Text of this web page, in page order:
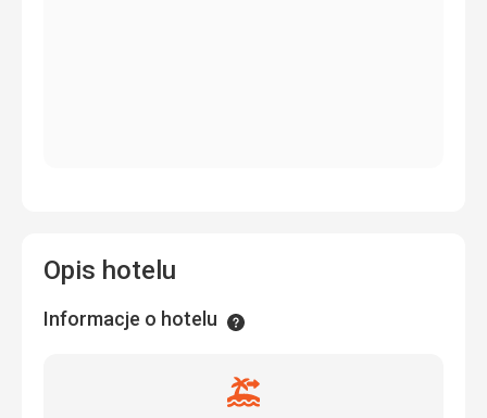
Opis hotelu
Informacje o hotelu Informacje
Odległość